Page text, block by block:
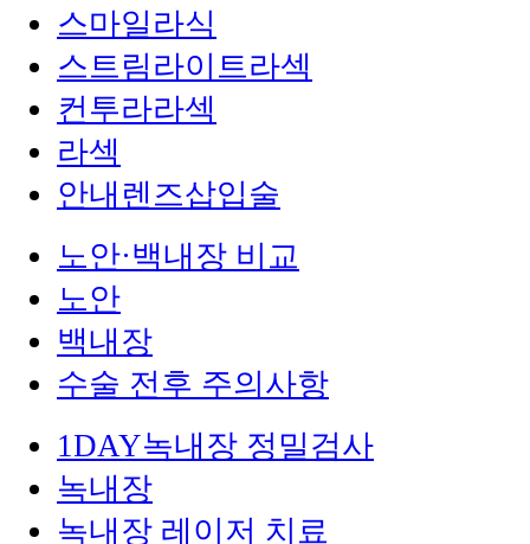
스마일라식
스트림라이트라섹
컨투라라섹
라섹
안내렌즈삽입술
노안·백내장 비교
노안
백내장
수술 전후 주의사항
1DAY녹내장 정밀검사
녹내장
녹내장 레이저 치료